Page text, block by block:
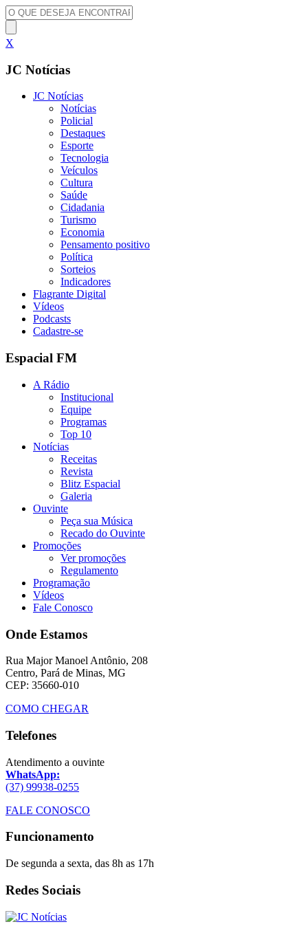
X
JC Notícias
JC Notícias
Notícias
Policial
Destaques
Esporte
Tecnologia
Veículos
Cultura
Saúde
Cidadania
Turismo
Economia
Pensamento positivo
Política
Sorteios
Indicadores
Flagrante Digital
Vídeos
Podcasts
Cadastre-se
Espacial FM
A Rádio
Institucional
Equipe
Programas
Top 10
Notícias
Receitas
Revista
Blitz Espacial
Galeria
Ouvinte
Peça sua Música
Recado do Ouvinte
Promoções
Ver promoções
Regulamento
Programação
Vídeos
Fale Conosco
Onde Estamos
Rua Major Manoel Antônio, 208
Centro, Pará de Minas, MG
CEP: 35660-010
COMO CHEGAR
Telefones
Atendimento a ouvinte
WhatsApp:
(37) 99938-0255
FALE CONOSCO
Funcionamento
De segunda a sexta, das 8h as 17h
Redes Sociais